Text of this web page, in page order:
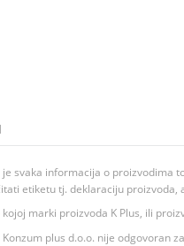
svaka informacija o
etiketu tj. deklaraciju
marki proizvoda K Plus, ili
plus d.o.o. nije odgovoran